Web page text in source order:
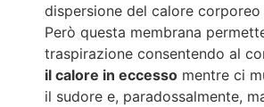
dispersione del calore corporeo
Però questa membrana
traspirazione consentendo al
il calore in eccesso mentre ci
il sudore e, paradossalmente,